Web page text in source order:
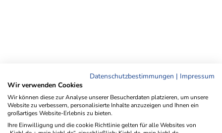
Datenschutzbestimmungen | Impressum
Wir verwenden Cookies
Wir können diese zur Analyse unserer Besucherdaten platzieren, um unsere
Website zu verbessern, personalisierte Inhalte anzuzeigen und Ihnen ein
großartiges Website-Erlebnis zu bieten.
Ihre Einwilligung und die cookie Richtlinie gelten für alle Websites von